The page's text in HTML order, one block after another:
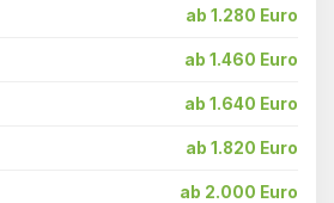
ab 1.280 Euro
ab 1.460 Euro
ab 1.640 Euro
ab 1.820 Euro
ab 2.000 Euro